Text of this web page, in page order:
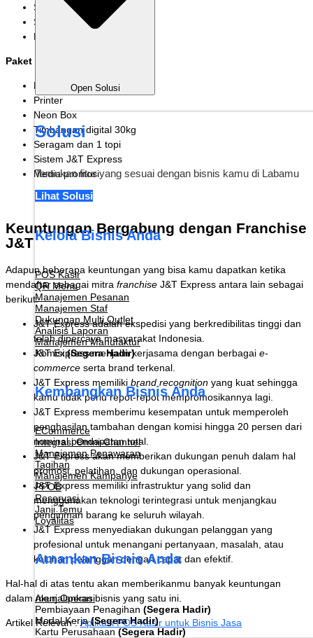
Open Solusi
Solusi
Temukan fitur yang sesuai dengan bisnis kamu di Labamu
Lihat Solusi
Kelola Bisnis Anda
POS Kasir
QR Menu
Manajemen Pesanan
Manajemen Staf
Dukungan Multi Outlet
Analisis Laporan
Manajemen Manufaktur
Komisi(Segera Hadir)
Kembangkan Bisnis Anda
ECommerce
Integrasi Omni-Channel
Manajemen Penawaran
Tagihan
Manajemen Kampanye
PPOB
Reservasi
Janji Temu
Loyalitas
Amankan Bisnis Anda
Akun Operasi
Pembiayaan Penagihan (Segera Hadir)
Modal Kerja(Segera Hadir)
Kartu Perusahaan(Segera Hadir)
Seragam dan topi
Sistem J&T Express
Media promosi
Paket Rp 20.000.000,00
Laptop
Printer
Neon Box
Timbangan digital 30kg
Seragam dan 1 topi
Sistem J&T Express
Media promosi
Keuntungan Bergabung dengan Franchise
J&T
Adapun beberapa keuntungan yang bisa kamu dapatkan ketika
mendaftar sebagai mitra franchise J&T Express antara lain sebagai
berikut:
J&T Express adalah ekspedisi yang berkredibilitas tinggi dan
telah dipercaya masyarakat Indonesia.
J&T Express menjalin kerjasama dengan berbagai e-
commerce serta brand terkenal.
J&T Express memiliki brand recognition yang kuat sehingga
kamu tidak perlu repot-repot mempromosikannya lagi.
J&T Express memberimu kesempatan untuk memperoleh
penghasilan tambahan dengan komisi hingga 20 persen dari
nominal pendapatan total.
J&T Express akan memberikan dukungan penuh dalam hal
promosi, pelatihan, dan dukungan operasional.
J&T Express memiliki infrastruktur yang solid dan
menggunakan teknologi terintegrasi untuk menjangkau
pengiriman barang ke seluruh wilayah.
J&T Express menyediakan dukungan pelanggan yang
profesional untuk menangani pertanyaan, masalah, atau
keluhan pelanggan dengan cepat dan efektif.
Hal-hal di atas tentu akan memberikanmu banyak keuntungan
dalam menjalankan bisnis yang satu ini.
Artikel Relevan :Aplikasi POS Kasir untuk Bisnis Jasa